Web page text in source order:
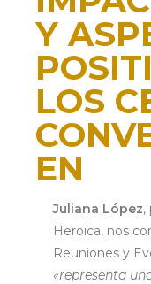
Y
LOS
EN
junio 30, 2022
Juliana López,
Heroica, nos
Reuniones y
«representa